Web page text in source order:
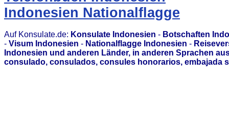
Indonesien Nationalflagge
Auf Konsulate.de: Konsulate Indonesien - Botschaften
- Visum Indonesien - Nationalflagge Indonesien -
Indonesien und anderen Länder, in anderen Sprachen
consulado, consulados, consules honorarios, embajada